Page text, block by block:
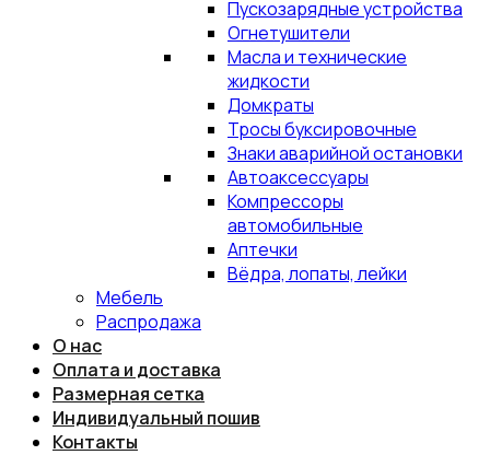
Пускозарядные устройства
Огнетушители
Масла и технические
жидкости
Домкраты
Тросы буксировочные
Знаки аварийной остановки
Автоаксессуары
Компрессоры
автомобильные
Аптечки
Вёдра, лопаты, лейки
Мебель
Распродажа
О нас
Оплата и доставка
Размерная сетка
Индивидуальный пошив
Контакты